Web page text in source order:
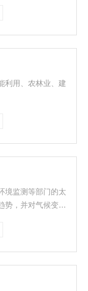
利用、农林业、建
境监测等部门的太
势，并对气候变化